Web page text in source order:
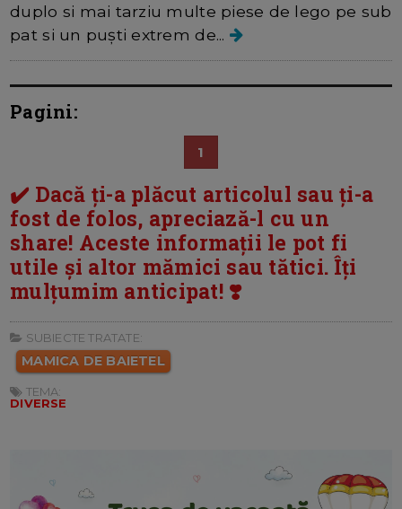
duplo si mai tarziu multe piese de lego pe sub
pat si un puști extrem de...
Pagini:
1
✔️ Dacă ți-a plăcut articolul sau ți-a
fost de folos, apreciază-l cu un
share! Aceste informații le pot fi
utile și altor mămici sau tătici. Îți
mulțumim anticipat! ❣️
SUBIECTE TRATATE:
MAMICA DE BAIETEL
TEMA:
DIVERSE